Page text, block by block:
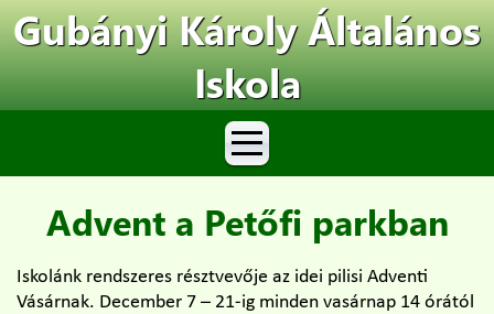
Gubányi Károly Általános
Iskola
Advent a Petőfi parkban
Iskolánk rendszeres résztvevője az idei pilisi Adventi
Vásárnak. December 7 – 21-ig minden vasárnap 14 órától